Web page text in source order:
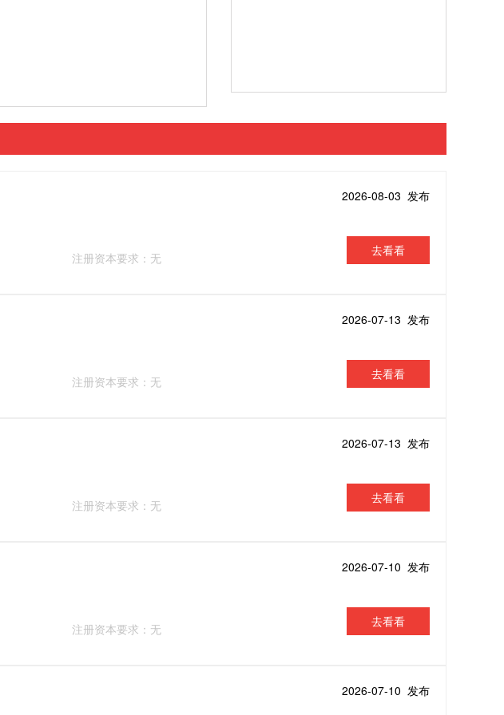
注册资本要求：无
2026-08-03 发布
去看看
注册资本要求：无
2026-07-13 发布
去看看
注册资本要求：无
2026-07-13 发布
去看看
注册资本要求：无
2026-07-10 发布
去看看
2026-07-10 发布